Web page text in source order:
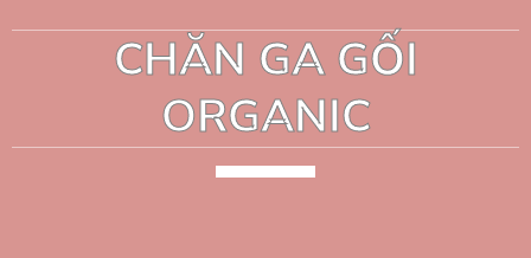
CHĂN GA GỐI
ORGANIC